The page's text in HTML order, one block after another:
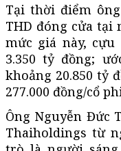
Tại thời điểm
THD đóng cửa tại
mức giá này,
3.350 tỷ đồng;
khoảng 20.850 tỷ
277.000 đồng/cổ
Ông Nguyễn Đức
Thaiholdings từ